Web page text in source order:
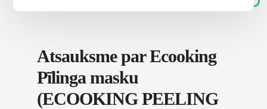
Atsauksme par Ecooking
Pīlinga masku
(ECOOKING PEELING